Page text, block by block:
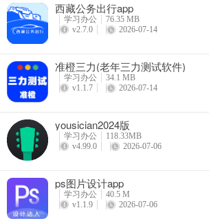
3、整理
为其增加任务执行情景。
比如，需要与他人合作完成的任务，打上#
西藏公务出行app
学习办公
76.35 MB
v2.7.0
2026-07-14
准橙三力(老年三力测试软件)
学习办公
34.1 MB
v1.1.7
2026-07-14
yousician2024版
学习办公
118.33MB
v4.99.0
2026-07-06
ps图片设计app
学习办公
40.5 M
v1.1.9
2026-07-06